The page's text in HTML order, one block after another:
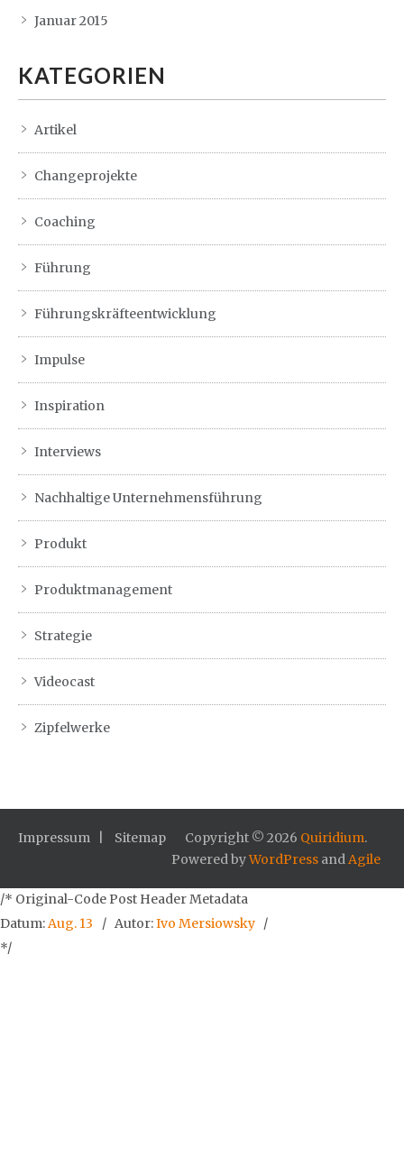
Januar 2015
KATEGORIEN
Artikel
Changeprojekte
Coaching
Führung
Führungskräfteentwicklung
Impulse
Inspiration
Interviews
Nachhaltige Unternehmensführung
Produkt
Produktmanagement
Strategie
Videocast
Zipfelwerke
Impressum Sitemap Copyright © 2026 Quiridium.
Powered byWordPress andAgile
/* Original-Code Post Header Metadata
Datum:Aug. 13 Autor:Ivo Mersiowsky
*/